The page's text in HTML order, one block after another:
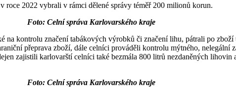
2022 vybrali v rámci dělené správy téměř 200 milionů korun.
Foto: Celní správa Karlovarského kraje
na kontrolu značení tabákových výrobků či značení lihu, pátrali po
přeprava zboží, dále celníci prováděli kontrolu mýtného, nelegální
zajistili karlovarští celníci také bezmála 800 litrů nezdaněných lihovin
Foto: Celní správa Karlovarského kraje